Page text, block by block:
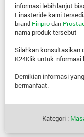
informasi lebih lanjut
Finasteride kami
brand Finprodan
nama produk tersebut
Silahkan konsultasikan
K24Klik untuk informasi
Demikian informasi
bermanfaat.
Kategori :